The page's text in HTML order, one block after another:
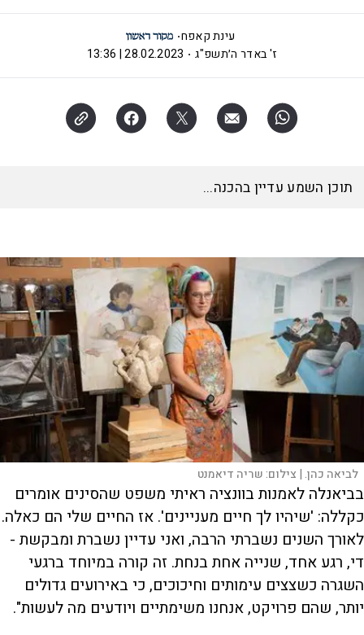
עינת קאפח
ז' באדר ה׳תשפ"ג
28.02.2023 | 13:36
תוכן השמע עדיין בהכנה...
לביאה כהן. | צילום:שריה דיאמנט
בביאנלה לאמנות בוונציה ראיתי משפט שהסינים אומרים
כקללה: 'שיהיו לך חיים מעניינים'. אז החיים שלי הם כאלה.
לאורך השנים נשברתי הרבה, ואני עדיין נשברת ומבקשת -
די, רגע אחד, שנייה אחת בנחת. זה קורה במיוחד ברגעי
השגרה כשצצים עימותים וחיכוכים, כי באירועים גדולים
יותר, שהם פרויקט, אנחנו משימתיים ויודעים מה לעשות".